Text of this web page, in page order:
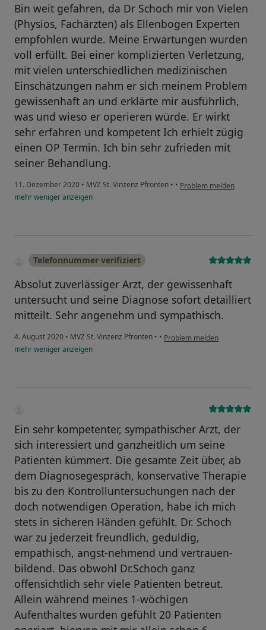
Bin weit gefahren, da Dr Schoch mir von Vielen
(Physios, Fachärzten) als Ellenbogen Experten
empfohlen wurde. Meine Erwartungen wurden
voll erfüllt. Bei einer komplizierten Verletzung,
mit vielen unterschiedlichen medizinischen
Einschätzungen nahm er sich meinem Problem
gewissenhaft an und erklärte mir ausführlich,
was und wieso er operieren würde. Er wirkt
sehr erfahren und kompetent Ich erhielt zügig
einen OP Termin. Ich bin sehr zufrieden mit
seiner Behandlung.
11. Dezember 2020 • MVZ St. Vinzenz Pfronten • • Problem melden
mehrwenigeranzeigen
Telefonnummer verifiziert
Absolut zuverlässiger Arzt, der gewissenhaft
untersucht und seine Diagnose sofort detailliert
mitteilt. Sehr angenehm und sympathisch.
4. August 2020 • MVZ St. Vinzenz Pfronten • • Problem melden
mehrwenigeranzeigen
Ein sehr kompetenter, sympathischer Arzt, der
sich interessiert und ganzheitlich um seine
Patienten kümmert. Die gesamte Zeit über, ab
dem Diagnosegespräch, konservative Therapie
bis zu den Kontrolluntersuchungen nach der
doch notwendigen Operation, habe ich mich
stets in sicheren Händen gefühlt. Dr. Schoch
war zu jederzeit freundlich, geduldig,
empathisch, angst-nehmend und vertrauen-
bildend. Das obwohl Dr.Schoch ganz
offensichtlich sehr viele Patienten betreut.
Allein während meines 1-wöchigen
Aufenthaltes wurden gefühlt 20 Patienten